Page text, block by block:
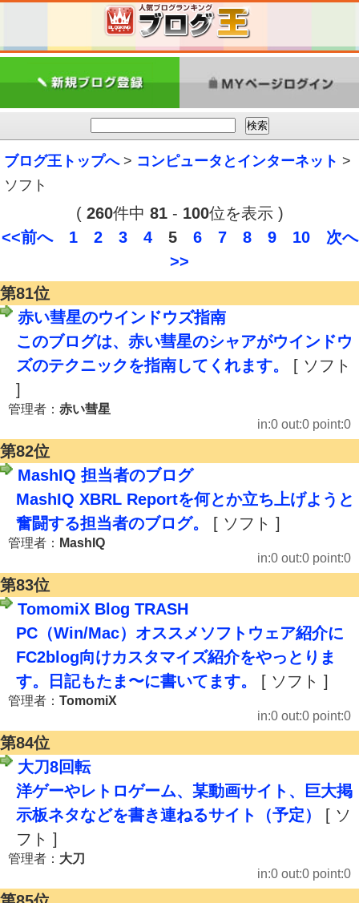
ブログ王トップへ> コンピュータとインターネット >
ソフト
( 260件中 81- 100位を表示 )
<<前へ
1 2 3 4 5 6 7 8 9 10
次へ
>>
第81位
赤い彗星のウインドウズ指南
このブログは、赤い彗星のシャアがウインドウ
ズのテクニックを指南してくれます。
[ ソフト
]
管理者： 赤い彗星
in:0 out:0 point:0
第82位
MashIQ 担当者のブログ
MashIQ XBRL Reportを何とか立ち上げようと
奮闘する担当者のブログ。
[ ソフト ]
管理者： MashIQ
in:0 out:0 point:0
第83位
TomomiX Blog TRASH
PC（Win/Mac）オススメソフトウェア紹介に
FC2blog向けカスタマイズ紹介をやっとりま
す。日記もたま〜に書いてます。
[ ソフト ]
管理者： TomomiX
in:0 out:0 point:0
第84位
大刀8回転
洋ゲーやレトロゲーム、某動画サイト、巨大掲
示板ネタなどを書き連ねるサイト（予定）
[ ソ
フト ]
管理者： 大刀
in:0 out:0 point:0